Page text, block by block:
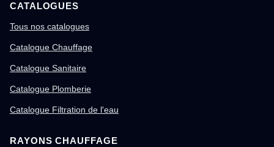
CATALOGUES
Tous nos catalogues
Catalogue Chauffage
Catalogue Sanitaire
Catalogue Plomberie
Catalogue Filtration de l'eau
RAYONS CHAUFFAGE